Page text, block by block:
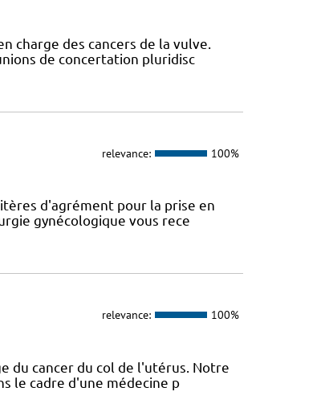
charge des cancers de la vulve.
de concertation pluridisc
relevance: 100%
d'agrément pour la prise en
gynécologique vous rece
relevance: 100%
du cancer du col de l'utérus. Notre
le cadre d'une médecine p